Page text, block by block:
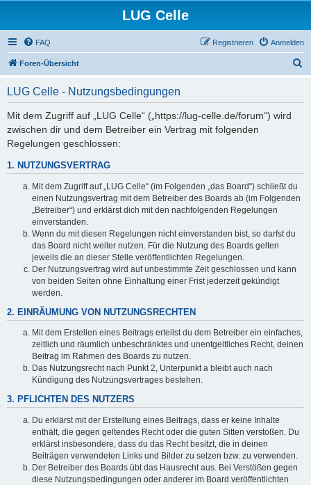
LUG Celle
FAQ Anmelden
Registrieren
Foren-Übersicht
LUG Celle - Nutzungsbedingungen
Mit dem Zugriff auf „LUG Celle“ („https://lug-celle.de/forum“) wird
zwischen dir und dem Betreiber ein Vertrag mit folgenden
Regelungen geschlossen:
1. NUTZUNGSVERTRAG
Mit dem Zugriff auf „LUG Celle“ (im Folgenden „das Board“) schließt du
einen Nutzungsvertrag mit dem Betreiber des Boards ab (im Folgenden
„Betreiber“) und erklärst dich mit den nachfolgenden Regelungen
einverstanden.
Wenn du mit diesen Regelungen nicht einverstanden bist, so darfst du
das Board nicht weiter nutzen. Für die Nutzung des Boards gelten
jeweils die an dieser Stelle veröffentlichten Regelungen.
Der Nutzungsvertrag wird auf unbestimmte Zeit geschlossen und kann
von beiden Seiten ohne Einhaltung einer Frist jederzeit gekündigt
werden.
2. EINRÄUMUNG VON NUTZUNGSRECHTEN
Mit dem Erstellen eines Beitrags erteilst du dem Betreiber ein einfaches,
zeitlich und räumlich unbeschränktes und unentgeltliches Recht, deinen
Beitrag im Rahmen des Boards zu nutzen.
Das Nutzungsrecht nach Punkt 2, Unterpunkt a bleibt auch nach
Kündigung des Nutzungsvertrages bestehen.
3. PFLICHTEN DES NUTZERS
Du erklärst mit der Erstellung eines Beitrags, dass er keine Inhalte
enthält, die gegen geltendes Recht oder die guten Sitten verstoßen. Du
erklärst insbesondere, dass du das Recht besitzt, die in deinen
Beiträgen verwendeten Links und Bilder zu setzen bzw. zu verwenden.
Der Betreiber des Boards übt das Hausrecht aus. Bei Verstößen gegen
diese Nutzungsbedingungen oder anderer im Board veröffentlichten